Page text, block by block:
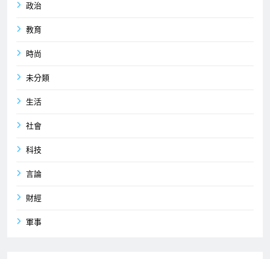
政治
教育
時尚
未分類
生活
社會
科技
言論
財經
軍事